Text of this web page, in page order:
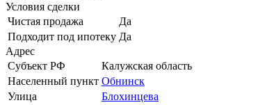
Условия сделки
Чистая продажа
Да
Подходит под ипотеку Да
Адрес
Субъект РФ
Калужская область
Населенный пункт Обнинск
Улица
Блохинцева